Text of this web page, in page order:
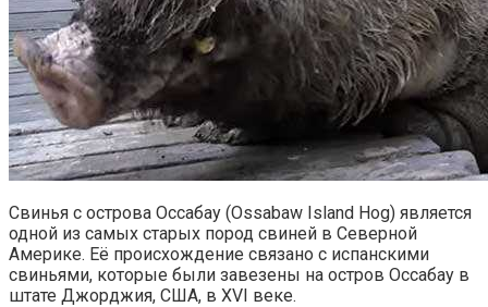
Свинья с острова Оссабау (Ossabaw Island Hog) является
одной из самых старых пород свиней в Северной
Америке. Её происхождение связано с испанскими
свиньями, которые были завезены на остров Оссабау в
штате Джорджия, США, в XVI веке.